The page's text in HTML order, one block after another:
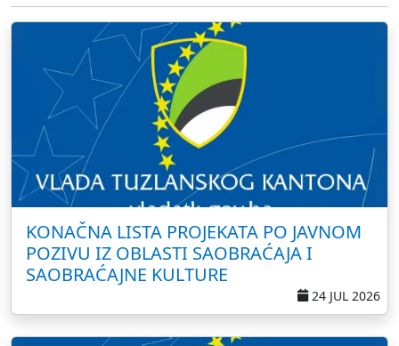
KONAČNA LISTA PROJEKATA PO JAVNOM
POZIVU IZ OBLASTI SAOBRAĆAJA I
SAOBRAĆAJNE KULTURE
24 JUL 2026